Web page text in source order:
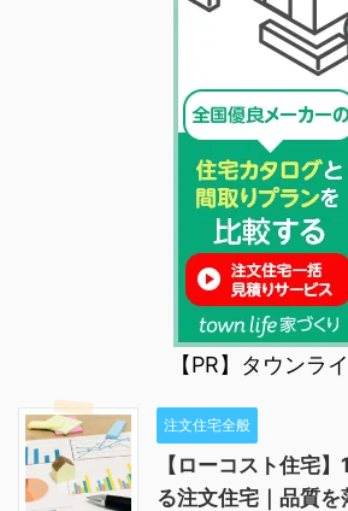
【PR】タウンラ
注文住宅全般
【ローコスト住宅
る注文住宅｜品質